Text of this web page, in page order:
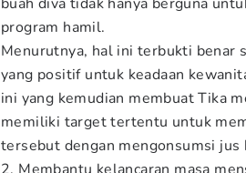
program hamil.
Menurutnya, hal ini terbukti benar
yang positif untuk keadaan
ini yang kemudian membuat Tika
memiliki target tertentu untuk
tersebut dengan mengonsumsi jus